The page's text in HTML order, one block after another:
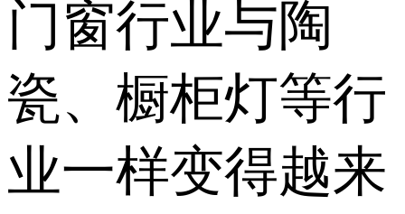
门窗行业与陶
瓷、橱柜灯等行
业一样变得越来